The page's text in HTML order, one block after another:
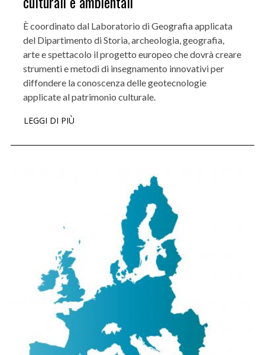
È coordinato dal Laboratorio di Geografia applicata
del Dipartimento di Storia, archeologia, geografia,
arte e spettacolo il progetto europeo che dovrà creare
strumenti e metodi di insegnamento innovativi per
diffondere la conoscenza delle geotecnologie
applicate al patrimonio culturale.
LEGGI DI PIÙ